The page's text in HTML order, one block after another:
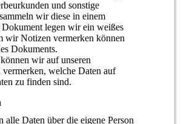
und sonstige
wir diese in einem
legen wir ein weißes
wir Notizen vermerken können
Dokuments.
wir auf unseren
vermerken, welche Daten auf
zu finden sind.
alle Daten über die eigene Person